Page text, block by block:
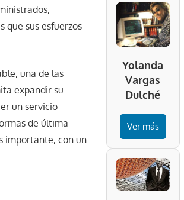
que sus esfuerzos
una de las
expandir su
un servicio
de última
importante, con un
Yolanda
Vargas
Dulché
Ver más